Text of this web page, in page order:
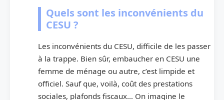
Quels sont les inconvénients du
CESU ?
Les inconvénients du CESU, difficile de les passer
à la trappe. Bien sûr, embaucher en CESU une
femme de ménage ou autre, c’est limpide et
officiel. Sauf que, voilà, coût des prestations
sociales, plafonds fiscaux… On imagine le